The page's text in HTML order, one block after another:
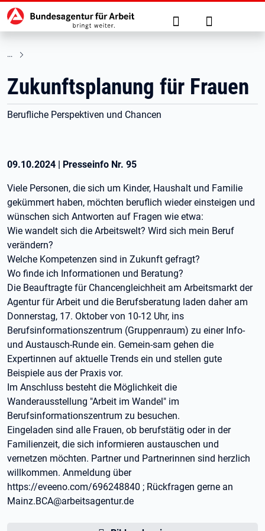
zu den Hauptinhalten springen
Hauptnavigation Suche Anmelden
Zukunftsplanung für Frauen
Berufliche Perspektiven und Chancen
09.10.2024 | Presseinfo Nr. 95
Viele Personen, die sich um Kinder, Haushalt und Familie
gekümmert haben, möchten beruflich wieder einsteigen und
wünschen sich Antworten auf Fragen wie etwa:
Wie wandelt sich die Arbeitswelt? Wird sich mein Beruf
verändern?
Welche Kompetenzen sind in Zukunft gefragt?
Wo finde ich Informationen und Beratung?
Die Beauftragte für Chancengleichheit am Arbeitsmarkt der
Agentur für Arbeit und die Berufsberatung laden daher am
Donnerstag, 17. Oktober von 10-12 Uhr, ins
Berufsinformationszentrum (Gruppenraum) zu einer Info-
und Austausch-Runde ein. Gemein-sam gehen die
Expertinnen auf aktuelle Trends ein und stellen gute
Beispiele aus der Praxis vor.
Im Anschluss besteht die Möglichkeit die
Wanderausstellung "Arbeit im Wandel" im
Berufsinformationszentrum zu besuchen.
Eingeladen sind alle Frauen, ob berufstätig oder in der
Familienzeit, die sich informieren austauschen und
vernetzen möchten. Partner und Partnerinnen sind herzlich
willkommen. Anmeldung über
https://eveeno.com/696248840 ; Rückfragen gerne an
Mainz.BCA@arbeitsagentur.de